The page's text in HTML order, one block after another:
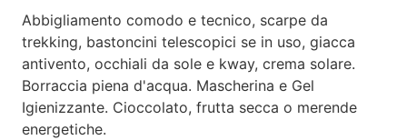
Abbigliamento comodo e tecnico, scarpe da
trekking, bastoncini telescopici se in uso, giacca
antivento, occhiali da sole e kway, crema solare.
Borraccia piena d'acqua. Mascherina e Gel
Igienizzante. Cioccolato, frutta secca o merende
energetiche.